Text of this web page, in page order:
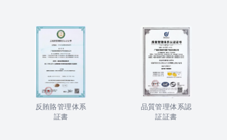
反賄賂管理体系
証書
品質管理体系認
証証書